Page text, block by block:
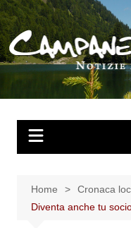
Salta
al
contenuto
Home
Cronaca
Diventa anche tu